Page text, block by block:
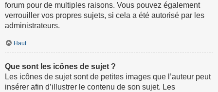
forum pour de multiples raisons. Vous pouvez également
verrouiller vos propres sujets, si cela a été autorisé par les
administrateurs.
Haut
Que sont les icônes de sujet ?
Les icônes de sujet sont de petites images que l’auteur peut
insérer afin d’illustrer le contenu de son sujet. Les